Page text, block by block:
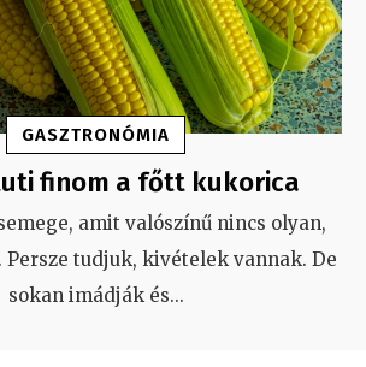
GASZTRONÓMIA
finom a főtt kukorica
amit valószínű nincs olyan,
Persze tudjuk, kivételek vannak. De
sokan imádják és...